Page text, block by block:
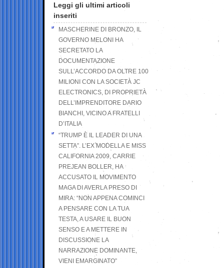
Leggi gli ultimi articoli
inseriti
MASCHERINE DI BRONZO, IL
GOVERNO MELONI HA
SECRETATO LA
DOCUMENTAZIONE
SULL’ACCORDO DA OLTRE 100
MILIONI CON LA SOCIETÀ JC
ELECTRONICS, DI PROPRIETÀ
DELL’IMPRENDITORE DARIO
BIANCHI, VICINO A FRATELLI
D’ITALIA
“TRUMP È IL LEADER DI UNA
SETTA”. L’EX MODELLA E MISS
CALIFORNIA 2009, CARRIE
PREJEAN BOLLER, HA
ACCUSATO IL MOVIMENTO
MAGA DI AVERLA PRESO DI
MIRA: “NON APPENA COMINCI
A PENSARE CON LA TUA
TESTA, A USARE IL BUON
SENSO E A METTERE IN
DISCUSSIONE LA
NARRAZIONE DOMINANTE,
VIENI EMARGINATO”